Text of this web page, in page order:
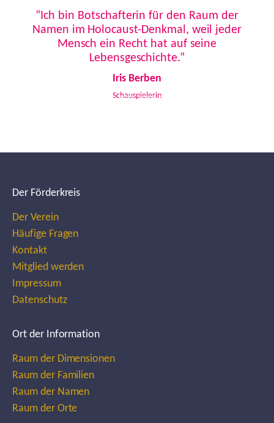
“Ich bin Botschafterin für den Raum der
Namen im Holocaust-Denkmal, weil jeder
Mensch ein Recht hat auf seine
Lebensgeschichte.”
Iris Berben
Schauspielerin
Der Förderkreis
Der Verein
Häufige Fragen
Kontakt
Mitglied werden
Impressum
Datenschutz
Ort der Information
Raum der Dimensionen
Raum der Familien
Raum der Namen
Raum der Orte